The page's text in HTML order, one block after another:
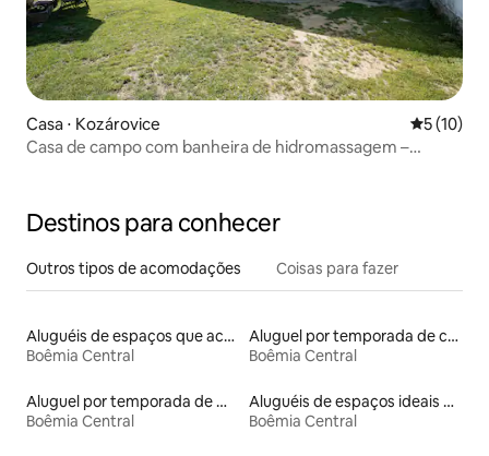
Casa ⋅ Kozárovice 5 de uma
5 (10)
Casa de campo com banheira de hidromassagem –
Destinos para conhecer
Outros tipos de acomodações Coisas para fazer
Aluguéis de espaços que aceitam animais de estimação
Boêmia Central
Aluguel por temporada de casas-barco
Boêmia Central
Aluguel por temporada de microcasas
Boêmia Central
Aluguéis de espaços ideais para famílias
Boêmia Central